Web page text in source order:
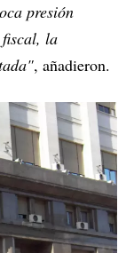
presión
la
, añadieron.